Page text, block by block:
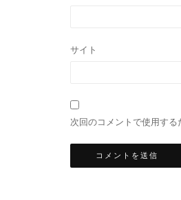
サイト
次回のコメントで使用する